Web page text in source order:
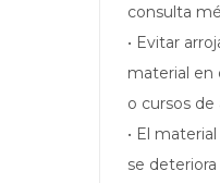
consulta
• Evitar
material en
o cursos de
• El
se